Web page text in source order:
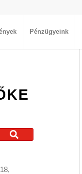
Pénzügyeink